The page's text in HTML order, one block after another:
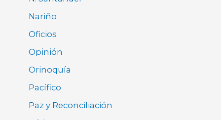
Nariño
Oficios
Opinión
Orinoquía
Pacífico
Paz y Reconciliación